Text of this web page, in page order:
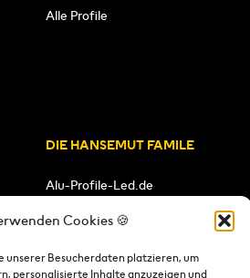
Cookies 🍪
unserer Besucherdaten platzieren, um
personalisierte Inhalte anzuzeigen und
Alle Profile
DIE HANSEMUT FAMILE
Alu-Profile-Led.de
HANSEMUT.de